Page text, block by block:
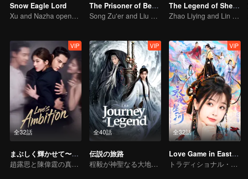
Snow Eagle Lord
Xu and Nazha opens the world of hot-blooded transcendence
The Prisoner of Beauty
Song Zu'er and Liu Yuning's Family Feud and Romance
The Legend of ShenLi
Zhao Liying and Lin Gengxin Cooperate Again
全32話
VIP
まぶしく輝かせて〜恋の野心〜（英語吹替）
趙露思と陳偉霆の真実の愛の仮説
全40話
VIP
伝説の旅路
程毅が神聖なる大地の伝説の英雄として輝く
全32話
VIP
Love Game in Eastern Fantasy (English Ver.)
トラディショナル・コスチューム · ファンタジー